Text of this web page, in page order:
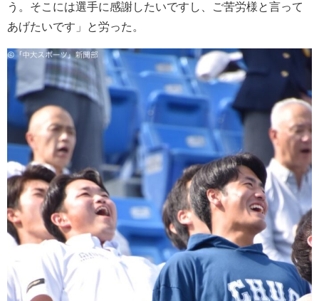
う。そこには選手に感謝したいですし、ご苦労様と言って
あげたいです」と労った。